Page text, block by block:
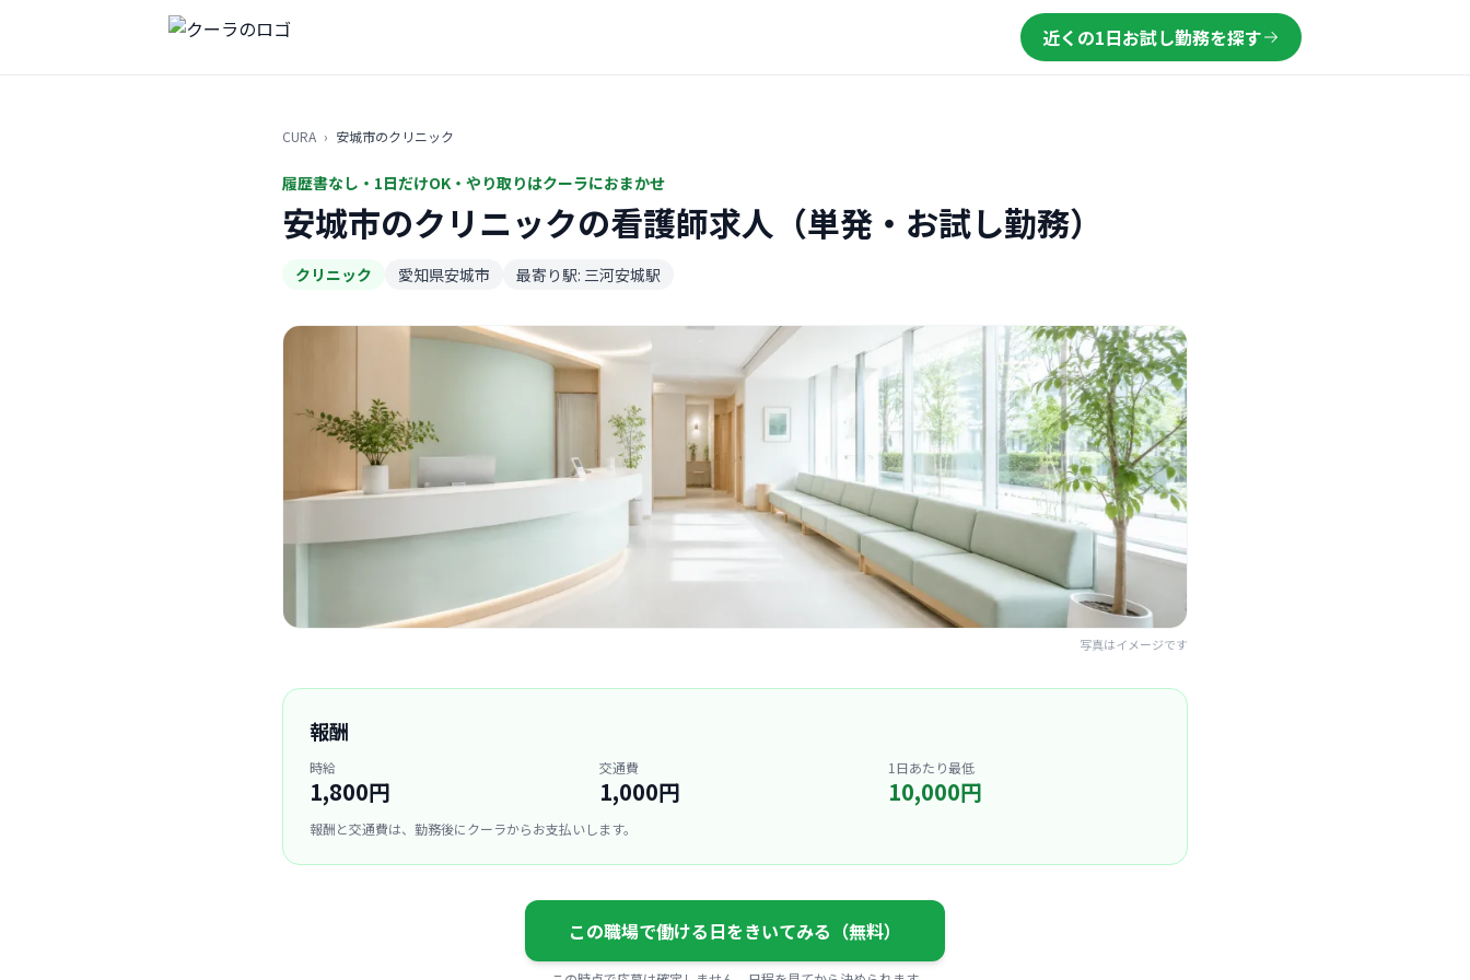
近くの1日お試し勤務を探す
CURA › 安城市のクリニック
履歴書なし・1日だけOK・やり取りはクーラにおまかせ
安城市のクリニックの看護師求人（単発・お試し勤務）
クリニック 愛知県安城市 最寄り駅: 三河安城駅
写真はイメージです
報酬
時給
1,800円
交通費
1,000円
1日あたり最低
10,000円
報酬と交通費は、勤務後にクーラからお支払いします。
この職場で働ける日をきいてみる（無料）